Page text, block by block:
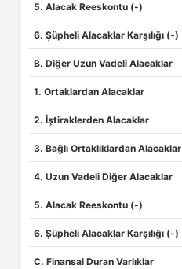
5. Alacak Reeskontu (-)
6. Şüpheli Alacaklar Karşılığı (-)
B. Diğer Uzun Vadeli Alacaklar
1. Ortaklardan Alacaklar
2. İştiraklerden Alacaklar
3. Bağlı Ortaklıklardan Alacaklar
4. Uzun Vadeli Diğer Alacaklar
5. Alacak Reeskontu (-)
6. Şüpheli Alacaklar Karşılığı (-)
C. Finansal Duran Varlıklar